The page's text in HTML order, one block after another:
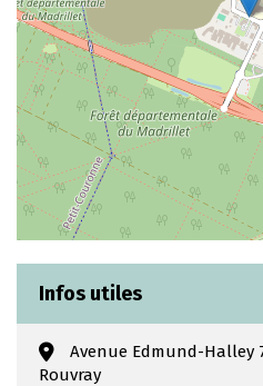
Infos utiles
Avenue Edmund-Halley
Rouvray